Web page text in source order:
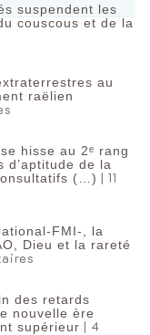
suspendent les
couscous et de la
au
raëlien
hisse au 2ᵉ rang
d’aptitude de la
(…) | 11
FMI-, la
Dieu et la rareté
des retards
nouvelle ère
supérieur | 4